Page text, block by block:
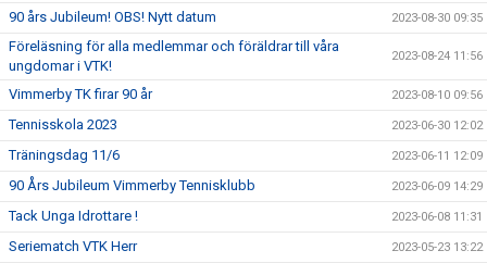
90 års Jubileum! OBS! Nytt datum 2023-08-30 09:35
Föreläsning för alla medlemmar och föräldrar till våra
ungdomar i VTK!
2023-08-24 11:56
Vimmerby TK firar 90 år 2023-08-10 09:56
Tennisskola 2023 2023-06-30 12:02
Träningsdag 11/6 2023-06-11 12:09
90 Års Jubileum Vimmerby Tennisklubb 2023-06-09 14:29
Tack Unga Idrottare ! 2023-06-08 11:31
Seriematch VTK Herr 2023-05-23 13:22